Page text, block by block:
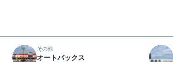
その他
オートバックス